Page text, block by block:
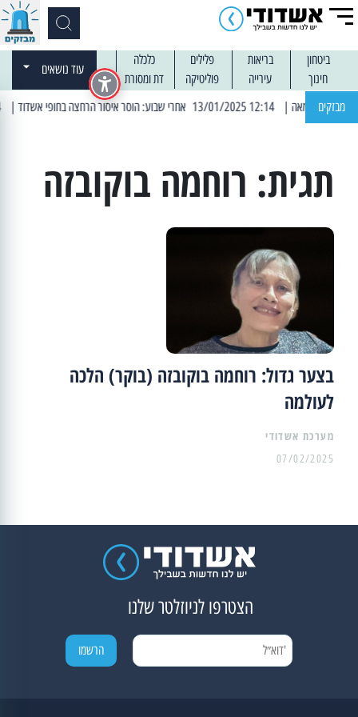
ביטחון בריאות פלילים
כלכלה
חינוך
עירייה פוליטיקה דת ומסורת
עוד נושאים
מבזקים | 12:14 13/01/2025 אחרי שבוע: הוסר איסור הרחצה בחופי אשדוד | 13:04 14/01/2025 עובדים בלילות: עבודות קרצוף וריבוד אספלט
תגית: רוחמה בוקובזה
בצער גדול: רוחמה בוקובזה (בוקר) הלכה
לעולמה
מערכת אשדודי
07/02/2025
הצטרפו לניוזלטר שלנו